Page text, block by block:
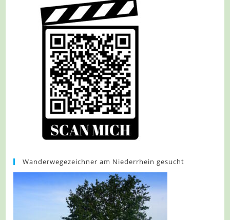
Wanderwegezeichner am Niederrhein gesucht